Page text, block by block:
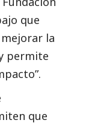
que
la
permite
que